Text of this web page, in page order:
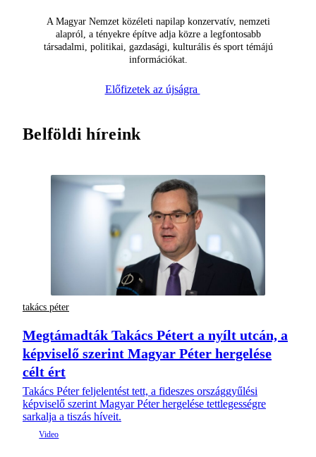
A Magyar Nemzet közéleti napilap konzervatív, nemzeti
alapról, a tényekre építve adja közre a legfontosabb
társadalmi, politikai, gazdasági, kulturális és sport témájú
információkat.
Előfizetek az újságra
Belföldi híreink
takács péter
Megtámadták Takács Pétert a nyílt utcán, a
képviselő szerint Magyar Péter hergelése
célt ért
Takács Péter feljelentést tett, a fideszes országgyűlési
képviselő szerint Magyar Péter hergelése tettlegességre
sarkalja a tiszás híveit.